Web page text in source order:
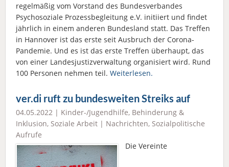
regelmäßig vom Vorstand des Bundesverbandes
Psychosoziale Prozessbegleitung e.V. initiiert und findet
jährlich in einem anderen Bundesland statt. Das Treffen
in Hannover ist das erste seit Ausbruch der Corona-
Pandemie. Und es ist das erste Treffen überhaupt, das
von einer Landesjustizverwaltung organisiert wird. Rund
100 Personen nehmen teil. Weiterlesen.
ver.di ruft zu bundesweiten Streiks auf
04.05.2022 | Kinder-/Jugendhilfe, Behinderung &
Inklusion, Soziale Arbeit | Nachrichten, Sozialpolitische
Aufrufe
Die Vereinte